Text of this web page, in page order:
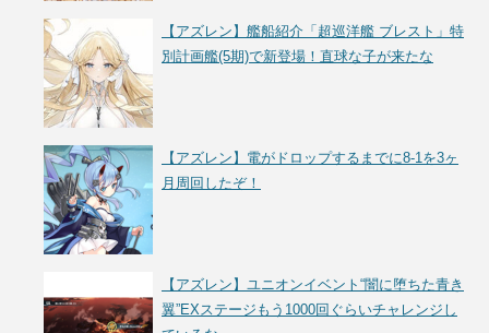
【アズレン】艦船紹介「超巡洋艦 ブレスト」特
別計画艦(5期)で新登場！直球な子が来たな
【アズレン】電がドロップするまでに8-1を3ヶ
月周回したぞ！
【アズレン】ユニオンイベント“闇に堕ちた青き
翼”EXステージもう1000回ぐらいチャレンジし